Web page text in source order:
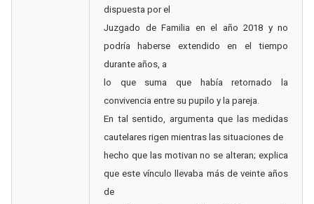
dispuesta por el
Juzgado de Familia en el año 2018 y no
podría haberse extendido en el tiempo
durante años, a
lo que suma que había retornado la
convivencia entre su pupilo y la pareja.
En tal sentido, argumenta que las medidas
cautelares rigen mientras las situaciones de
hecho que las motivan no se alteran; explica
que este vínculo llevaba más de veinte años
de